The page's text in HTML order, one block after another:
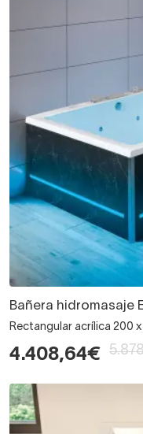
Bañera hidromasaje
Rectangular acrílica 200 x
4.408,64€